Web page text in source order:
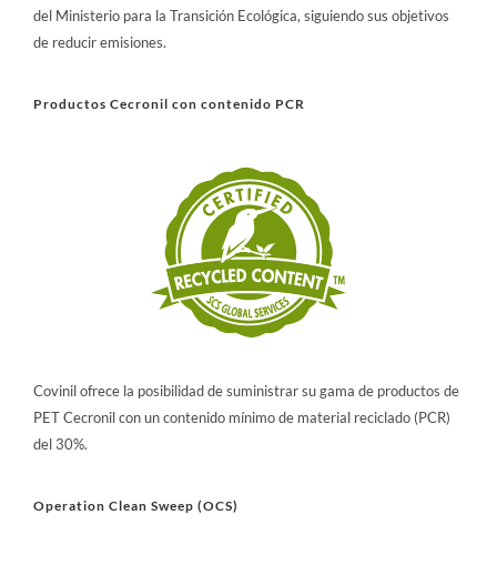
del Ministerio para la Transición Ecológica, siguiendo sus objetivos
de reducir emisiones.
Productos Cecronil con contenido PCR
Covinil ofrece la posibilidad de suministrar su gama de productos de
PET Cecronil con un contenido mínimo de material reciclado (PCR)
del 30%.
Operation Clean Sweep (OCS)